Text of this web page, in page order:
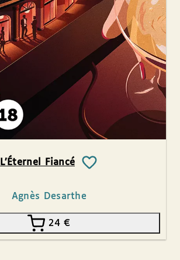
L’Éternel Fiancé
Agnès Desarthe
24€